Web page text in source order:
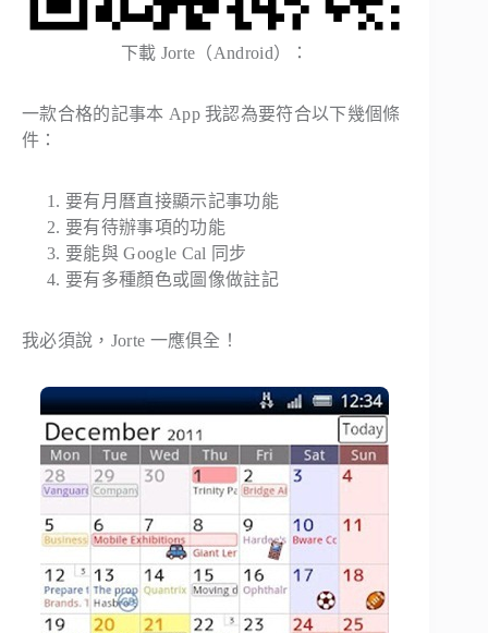
下載 Jorte（Android）：
一款合格的記事本 App 我認為要符合以下幾個條
件：
要有月曆直接顯示記事功能
要有待辦事項的功能
要能與 Google Cal 同步
要有多種顏色或圖像做註記
我必須說，Jorte 一應俱全！